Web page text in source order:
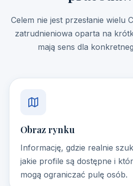
Celem nie jest przesłanie wielu
zatrudnieniowa oparta na
mają sens dla
Obraz rynku
Informację, gdzie realnie
jakie profile są dostępne i
mogą ograniczać pulę osób.